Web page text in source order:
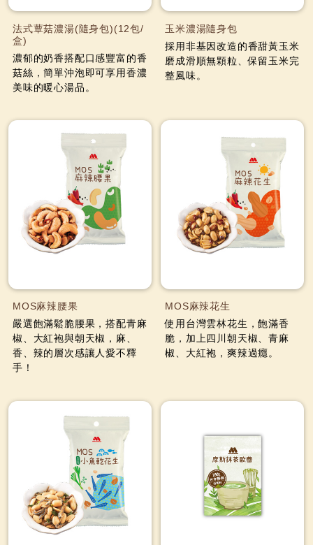
法式蕈菇濃湯(隨身包)(12包/
盒)
濃郁的奶香搭配口感豐富的香
菇絲，簡單沖泡即可享用香濃
美味的暖心湯品。
玉米濃湯隨身包
採用非基因改造的香甜黃玉米
磨成滑順無顆粒、保留玉米完
整風味。
MOS麻辣腰果
嚴選飽滿鬆脆腰果，搭配青麻
椒、大紅袍與朝天椒，麻、
香、辣的層次感讓人愛不釋
手！
MOS麻辣花生
使用台灣雲林花生，飽滿香
脆，加上四川朝天椒、青麻
椒、大紅袍，爽辣過癮。